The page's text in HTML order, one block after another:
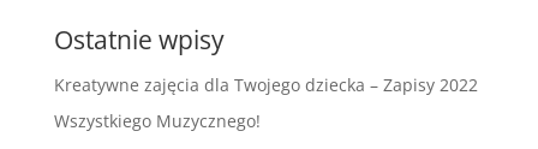
Ostatnie wpisy
Kreatywne zajęcia dla Twojego dziecka – Zapisy 2022
Wszystkiego Muzycznego!